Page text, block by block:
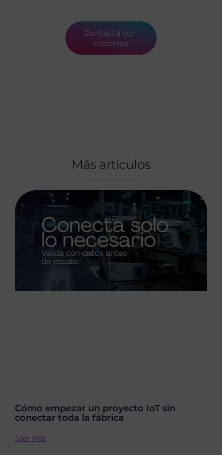
Contacta con
nosotros
Más articulos
Cómo empezar un proyecto IoT sin
conectar toda la fábrica
Leer Más